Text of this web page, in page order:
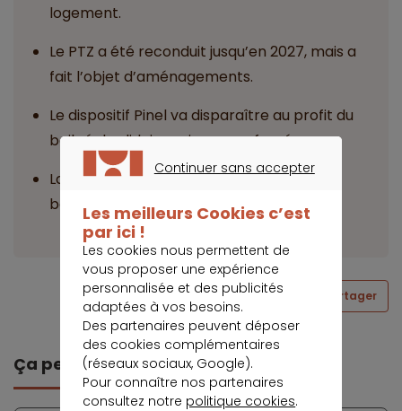
logement.
Le PTZ a été reconduit jusqu’en 2027, mais a
fait l’objet d’aménagements.
Le dispositif Pinel va disparaître au profit du
bail réel solidaire qui sera renforcé.
La garantie Visale a été étendue et devra
bénéficier à deux millions de personnes.
Partager
Ça peut vous intéresser
Continuer sans accepter
Les meilleurs Cookies c’est
par ici !
Les cookies nous permettent de
vous proposer une expérience
personnalisée et des publicités
adaptées à vos besoins.
Des partenaires peuvent déposer
des cookies complémentaires
(réseaux sociaux, Google).
Pour connaître nos partenaires
consultez notre politique cookies.